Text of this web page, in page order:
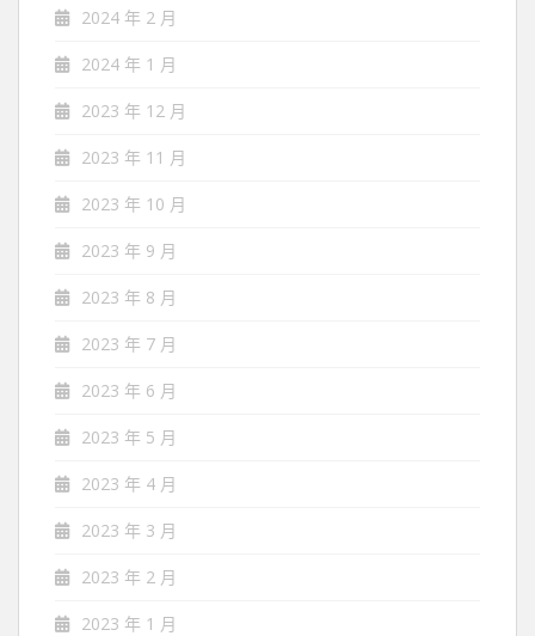
2024 年 2 月
2024 年 1 月
2023 年 12 月
2023 年 11 月
2023 年 10 月
2023 年 9 月
2023 年 8 月
2023 年 7 月
2023 年 6 月
2023 年 5 月
2023 年 4 月
2023 年 3 月
2023 年 2 月
2023 年 1 月